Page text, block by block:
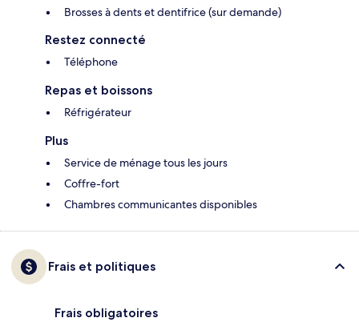
Brosses à dents et dentifrice (sur demande)
Restez connecté
Téléphone
Repas et boissons
Réfrigérateur
Plus
Service de ménage tous les jours
Coffre-fort
Chambres communicantes disponibles
Frais et politiques
Frais obligatoires